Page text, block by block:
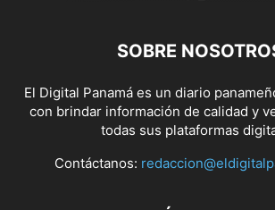
SOBRE
El Digital Panamá es un diario
con brindar información de calidad y
todas sus plataformas
Contáctanos: